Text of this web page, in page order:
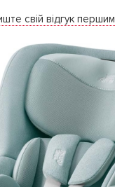
свій відгук першим